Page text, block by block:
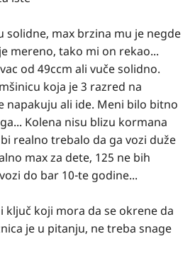
solidne, max brzina mu je negde
mereno, tako mi on rekao...
od 49ccm ali vuče solidno.
koja je 3 razred na
napakuju ali ide. Meni bilo bitno
Kolena nisu blizu kormana
realno trebalo da ga vozi duže
max za dete, 125 ne bih
do bar 10-te godine...
ključ koji mora da se okrene da
je u pitanju, ne treba snage